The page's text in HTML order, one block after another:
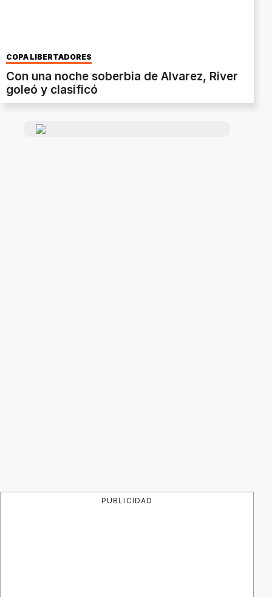
COPA LIBERTADORES
Con una noche soberbia de Alvarez, River
goleó y clasificó
PUBLICIDAD